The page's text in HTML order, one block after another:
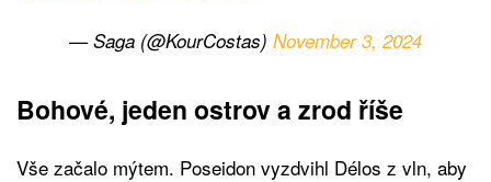
— Saga (@KourCostas) November 3, 2024
Bohové, jeden ostrov a zrod říše
Vše začalo mýtem. Poseidon vyzdvihl Délos z vln, aby